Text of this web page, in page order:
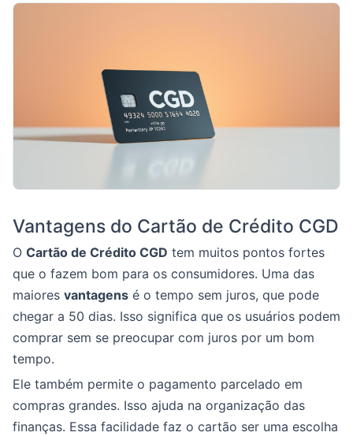
Vantagens do Cartão de Crédito CGD
O Cartão de Crédito CGD tem muitos pontos fortes
que o fazem bom para os consumidores. Uma das
maiores vantagens é o tempo sem juros, que pode
chegar a 50 dias. Isso significa que os usuários podem
comprar sem se preocupar com juros por um bom
tempo.
Ele também permite o pagamento parcelado em
compras grandes. Isso ajuda na organização das
finanças. Essa facilidade faz o cartão ser uma escolha